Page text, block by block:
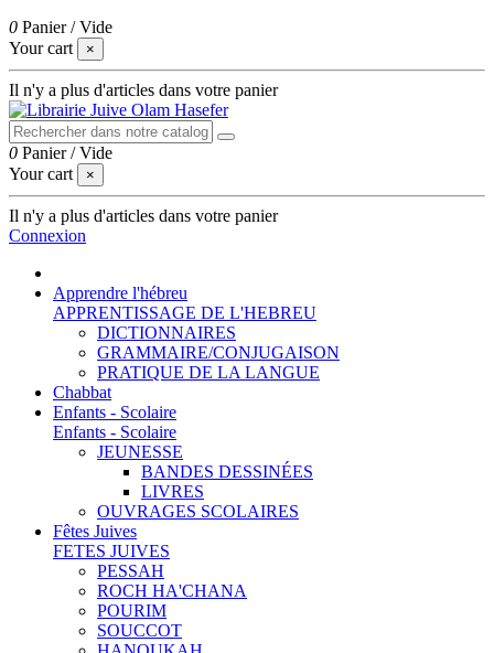
0 Panier /Vide
Your cart
×
Il n'y a plus d'articles dans votre panier
0 Panier /Vide
Your cart
×
Il n'y a plus d'articles dans votre panier
Connexion
Apprendre l'hébreu
APPRENTISSAGE DE L'HEBREU
DICTIONNAIRES
GRAMMAIRE/CONJUGAISON
PRATIQUE DE LA LANGUE
Chabbat
Enfants - Scolaire
Enfants - Scolaire
JEUNESSE
BANDES DESSINÉES
LIVRES
OUVRAGES SCOLAIRES
Fêtes Juives
FETES JUIVES
PESSAH
ROCH HA'CHANA
POURIM
SOUCCOT